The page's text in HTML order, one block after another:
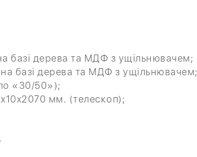
базі дерева та МДФ з ущільнювачем;
базі дерева та МДФ з ущільнювачем;
«30/50»);
мм. (телескоп);